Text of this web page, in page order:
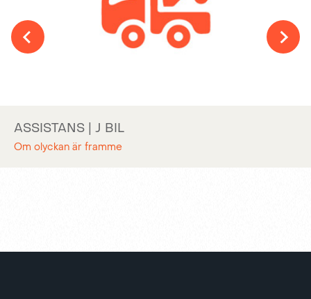
ASSISTANS | J BIL
Om olyckan är framme